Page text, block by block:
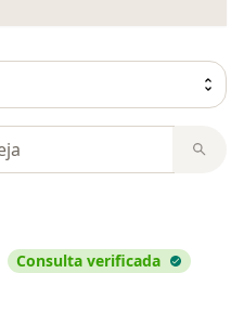
Consulta verificada